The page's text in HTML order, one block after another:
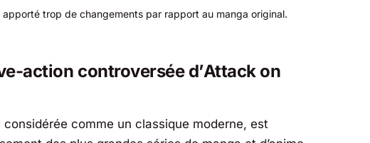
trop de changements par rapport au manga original.
action controversée d’Attack on
considérée comme un classique moderne, est